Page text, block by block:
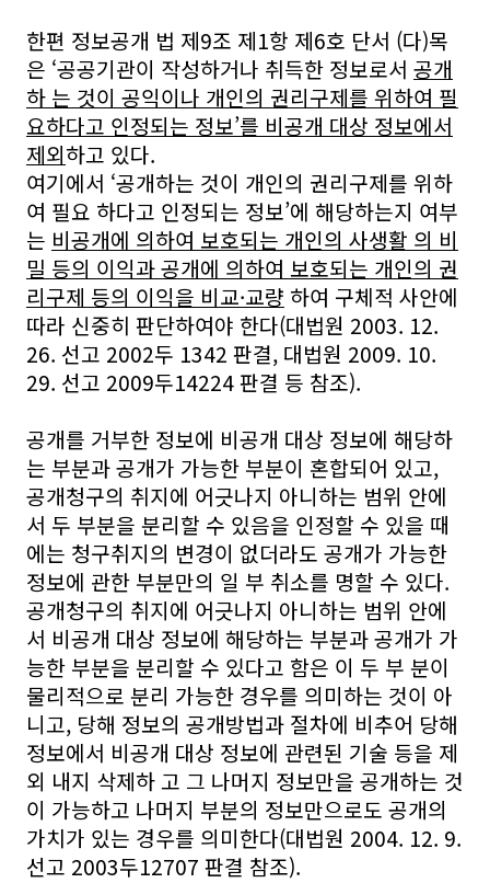
한편 정보공개 법 제9조 제1항 제6호 단서 (다)목
은 ‘공공기관이 작성하거나 취득한 정보로서 공개
하 는 것이 공익이나 개인의 권리구제를 위하여 필
요하다고 인정되는 정보’를 비공개 대상 정보에서
제외하고 있다.
여기에서 ‘공개하는 것이 개인의 권리구제를 위하
여 필요 하다고 인정되는 정보’에 해당하는지 여부
는 비공개에 의하여 보호되는 개인의 사생활 의 비
밀 등의 이익과 공개에 의하여 보호되는 개인의 권
리구제 등의 이익을 비교·교량 하여 구체적 사안에
따라 신중히 판단하여야 한다(대법원 2003. 12.
26. 선고 2002두 1342 판결, 대법원 2009. 10.
29. 선고 2009두14224 판결 등 참조).
공개를 거부한 정보에 비공개 대상 정보에 해당하
는 부분과 공개가 가능한 부분이 혼합되어 있고,
공개청구의 취지에 어긋나지 아니하는 범위 안에
서 두 부분을 분리할 수 있음을 인정할 수 있을 때
에는 청구취지의 변경이 없더라도 공개가 가능한
정보에 관한 부분만의 일 부 취소를 명할 수 있다.
공개청구의 취지에 어긋나지 아니하는 범위 안에
서 비공개 대상 정보에 해당하는 부분과 공개가 가
능한 부분을 분리할 수 있다고 함은 이 두 부 분이
물리적으로 분리 가능한 경우를 의미하는 것이 아
니고, 당해 정보의 공개방법과 절차에 비추어 당해
정보에서 비공개 대상 정보에 관련된 기술 등을 제
외 내지 삭제하 고 그 나머지 정보만을 공개하는 것
이 가능하고 나머지 부분의 정보만으로도 공개의
가치가 있는 경우를 의미한다(대법원 2004. 12. 9.
선고 2003두12707 판결 참조).